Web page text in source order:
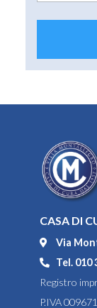
CASA DI
Via
Tel. 010
Registro
P.IVA